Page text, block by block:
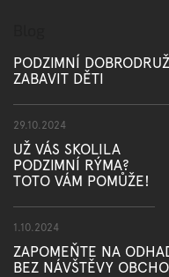
PODZIMNÍ
ZABAVIT DĚTI
29.10.2024
UŽ VÁS SKOLILA
PODZIMNÍ RÝMA?
TOTO VÁM POMŮŽE!
1.10.2024
ZAPOMEŇTE NA
BEZ NÁVŠTĚVY